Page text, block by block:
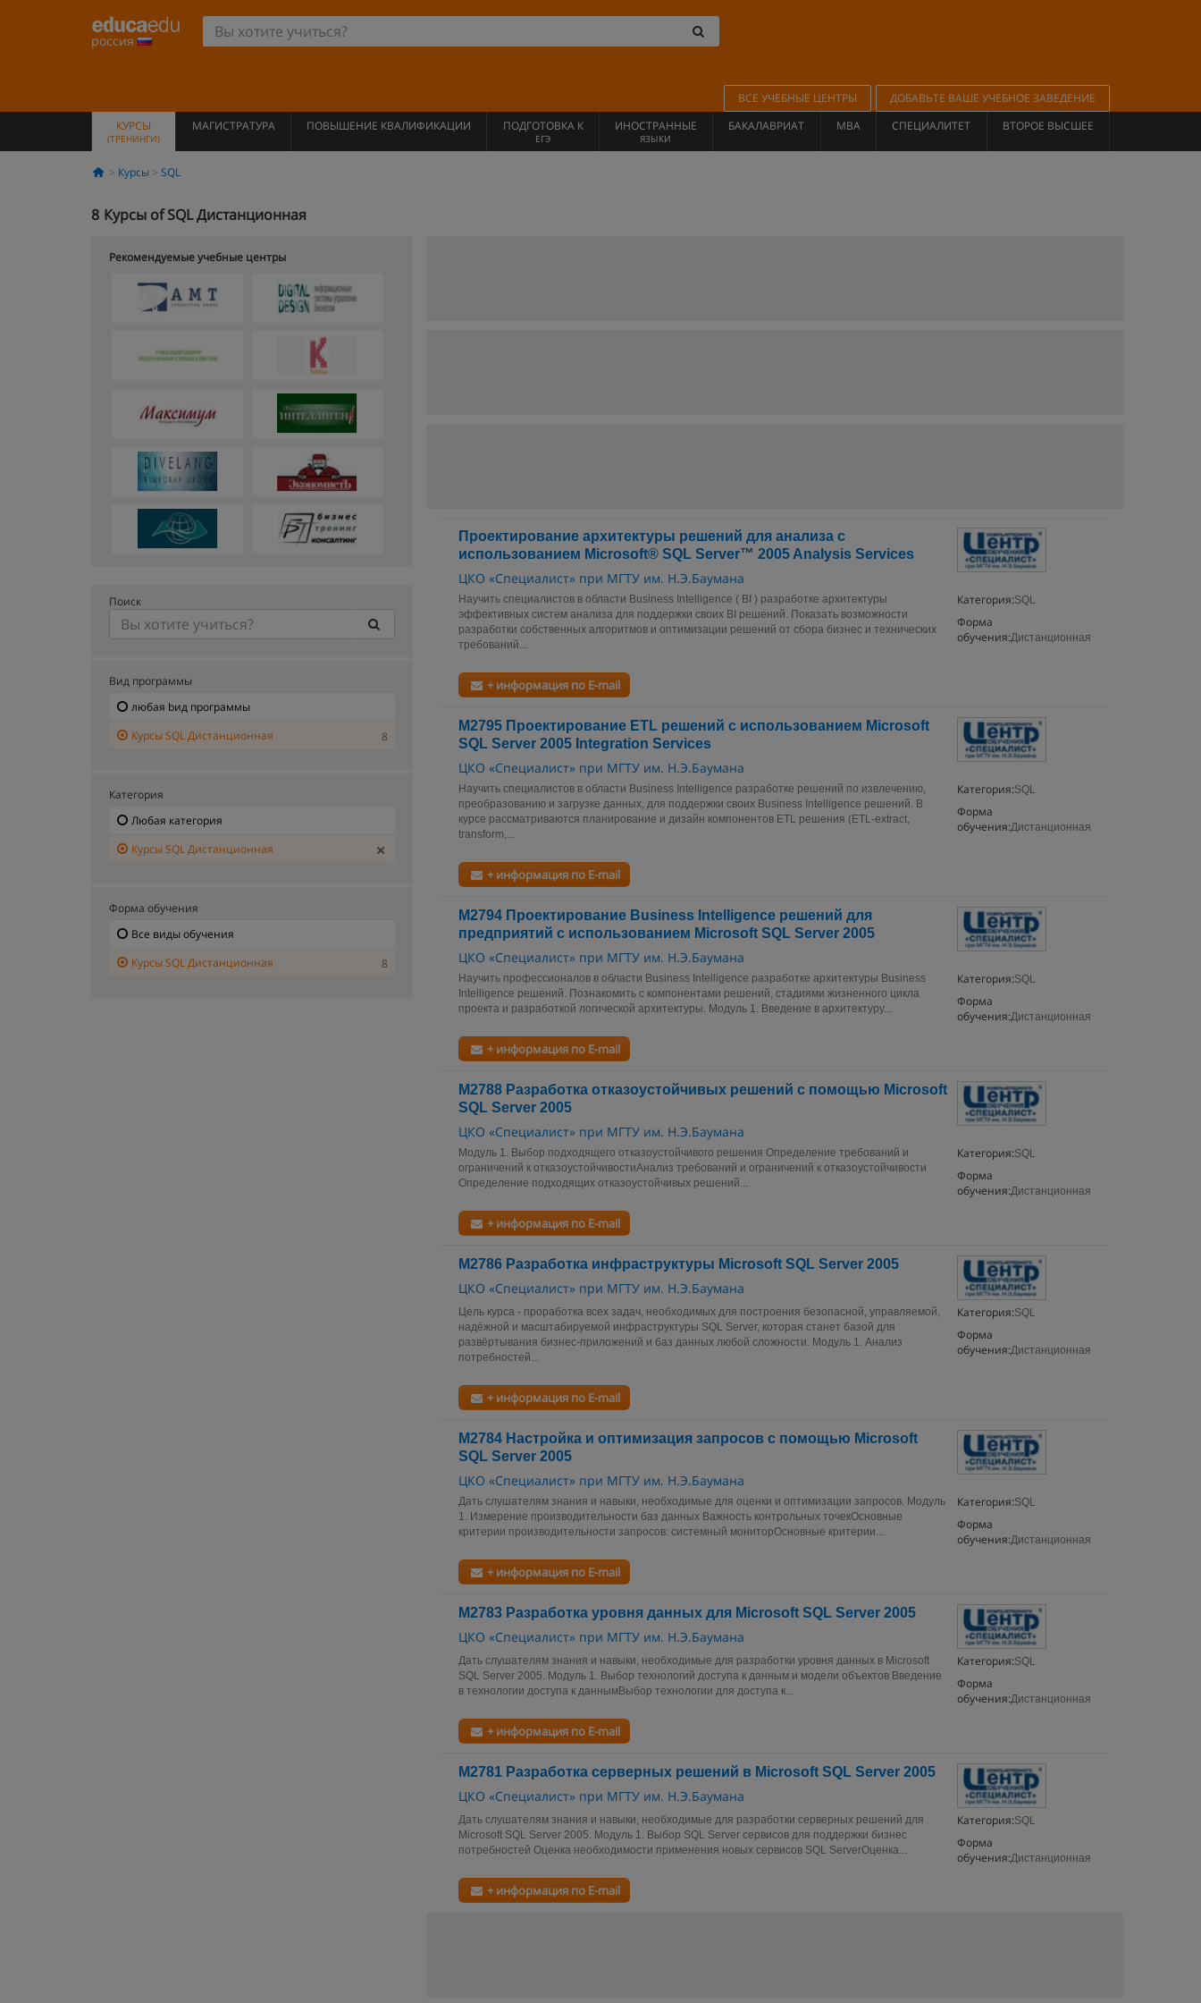
россия
ВСЕ УЧЕБНЫЕ ЦЕНТРЫ
ДОБАВЬТЕ ВАШЕ УЧЕБНОЕ ЗАВЕДЕНИЕ
КУРСЫ
(ТРЕНИНГИ)
МАГИСТРАТУРА ПОВЫШЕНИЕ КВАЛИФИКАЦИИ ПОДГОТОВКА К
ЕГЭ
ИНОСТРАННЫЕ
ЯЗЫКИ
БАКАЛАВРИАТ MBA СПЕЦИАЛИТЕТ ВТОРОЕ ВЫСШЕЕ
Курсы SQL
8 Курсы of SQL Дистанционная
Проектирование архитектуры решений для анализа с
использованием Microsoft® SQL Server™ 2005 Analysis Services
ЦКО «Специалист» при МГТУ им. Н.Э.Баумана
Категория:SQL
Форма
обучения:Дистанционная
Научить специалистов в области Business Intelligence ( BI ) разработке архитектуры
эффективных систем анализа для поддержки своих BI решений. Показать возможности
разработки собственных алгоритмов и оптимизации решений от сбора бизнес и технических
требований...
+ информация по E-mail
М2795 Проектирование ETL решений с использованием Microsoft
SQL Server 2005 Integration Services
ЦКО «Специалист» при МГТУ им. Н.Э.Баумана
Категория:SQL
Форма
обучения:Дистанционная
Научить специалистов в области Business Intelligence разработке решений по извлечению,
преобразованию и загрузке данных, для поддержки своих Business Intelligence решений. В
курсе рассматриваются планирование и дизайн компонентов ETL решения (ETL-extract,
transform,...
+ информация по E-mail
М2794 Проектирование Business Intelligence решений для
предприятий с использованием Microsoft SQL Server 2005
ЦКО «Специалист» при МГТУ им. Н.Э.Баумана
Категория:SQL
Форма
обучения:Дистанционная
Научить профессионалов в области Business Intelligence разработке архитектуры Business
Intelligence решений. Познакомить с компонентами решений, стадиями жизненного цикла
проекта и разработкой логической архитектуры. Модуль 1. Введение в архитектуру...
+ информация по E-mail
М2788 Разработка отказоустойчивых решений с помощью Microsoft
SQL Server 2005
ЦКО «Специалист» при МГТУ им. Н.Э.Баумана
Категория:SQL
Форма
обучения:Дистанционная
Модуль 1. Выбор подходящего отказоустойчивого решения Определение требований и
ограничений к отказоустойчивостиАнализ требований и ограничений к отказоустойчивости
Определение подходящих отказоустойчивых решений...
+ информация по E-mail
М2786 Разработка инфраструктуры Microsoft SQL Server 2005
ЦКО «Специалист» при МГТУ им. Н.Э.Баумана
Категория:SQL
Форма
обучения:Дистанционная
Цель курса - проработка всех задач, необходимых для построения безопасной, управляемой,
надёжной и масштабируемой инфраструктуры SQL Server, которая станет базой для
развёртывания бизнес-приложений и баз данных любой сложности. Модуль 1. Анализ
потребностей...
+ информация по E-mail
М2784 Настройка и оптимизация запросов с помощью Microsoft
SQL Server 2005
ЦКО «Специалист» при МГТУ им. Н.Э.Баумана
Категория:SQL
Форма
обучения:Дистанционная
Дать слушателям знания и навыки, необходимые для оценки и оптимизации запросов. Модуль
1. Измерение производительности баз данных Важность контрольных точекОсновные
критерии производительности запросов: системный мониторОсновные критерии...
+ информация по E-mail
М2783 Разработка уровня данных для Microsoft SQL Server 2005
ЦКО «Специалист» при МГТУ им. Н.Э.Баумана
Категория:SQL
Форма
обучения:Дистанционная
Дать слушателям знания и навыки, необходимые для разработки уровня данных в Microsoft
SQL Server 2005. Модуль 1. Выбор технологий доступа к данным и модели объектов Введение
в технологии доступа к даннымВыбор технологии для доступа к...
+ информация по E-mail
М2781 Разработка серверных решений в Microsoft SQL Server 2005
ЦКО «Специалист» при МГТУ им. Н.Э.Баумана
Категория:SQL
Форма
обучения:Дистанционная
Дать слушателям знания и навыки, необходимые для разработки серверных решений для
Microsoft SQL Server 2005. Модуль 1. Выбор SQL Server сервисов для поддержки бизнес
потребностей Оценка необходимости применения новых сервисов SQL ServerОценка...
+ информация по E-mail
Рекомендуемые учебные центры
Поиск
Вид программы
любая bид программы
Курсы SQL Дистанционная
8
Категория
Любая категория
Курсы SQL Дистанционная
Форма обучения
Все виды обучения
Курсы SQL Дистанционная
8